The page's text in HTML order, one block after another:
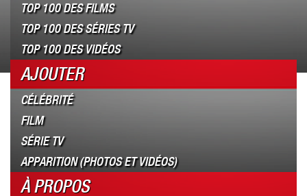
TOP 100 DES FILMS
TOP 100 DES SÉRIES TV
TOP 100 DES VIDÉOS
AJOUTER
CÉLÉBRITÉ
FILM
SÉRIE TV
APPARITION (PHOTOS ET VIDÉOS)
À PROPOS